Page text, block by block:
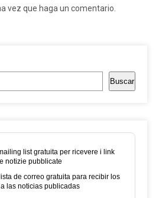
vez que haga un comentario.
Buscar
list gratuita per ricevere i link
notizie pubblicate
de correo gratuita para recibir los
las noticias publicadas